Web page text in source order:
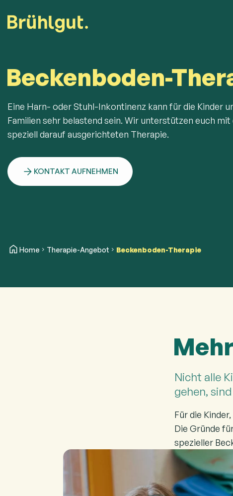
Beckenboden-
Eine Harn- oder Stuhl-Inkontinenz kann für die Kinder
Familien sehr belastend sein. Wir unterstützen euch mit
speziell darauf ausgerichteten Therapie.
KONTAKT AUFNEHMEN
Home Therapie-Angebot Beckenboden-Therapie
Nicht alle
gehen,
Für die
Die Gründe
spezieller